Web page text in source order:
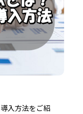
入方法をご紹